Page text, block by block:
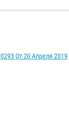
От 20 Апреля 2019